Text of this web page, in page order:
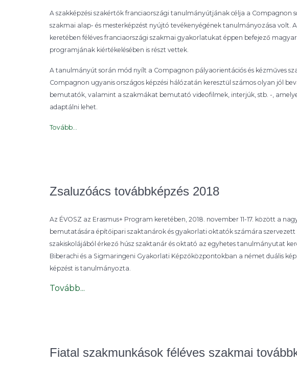
A szakképzési szakértők franciaországi tanulmányútjának célja a Compagnon
szakmai alap- és mesterképzést nyújtó tevékenyégének tanulmányozása volt.
keretében féléves franciaországi szakmai gyakorlatukat éppen befejező
programjának kiértékelésében is részt vettek.
A tanulmányút során mód nyílt a Compagnon pályaorientációs és kézműves
Compagnon ugyanis országos képzési hálózatán keresztül számos olyan jól
bemutatók, valamint a szakmákat bemutató videofilmek, interjúk, stb. -,
adaptálni lehet.
Tovább...
Zsaluzóács továbbképzés 2018
Az ÉVOSZ az Erasmus+ Program keretében, 2018. november 11-17. között a
bemutatására építőipari szaktanárok és gyakorlati oktatók számára
szakiskolájából érkező húsz szaktanár és oktató az egyhetes tanulmányutat
Biberachi és a Sigmaringeni Gyakorlati Képzőközpontokban a német duális
képzést is tanulmányozta.
Tovább...
Fiatal szakmunkások féléves szakmai